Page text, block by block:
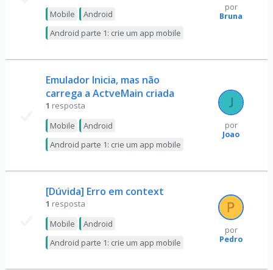
Mobile
Android
Android parte 1: crie um app mobile
por
Bruna
Emulador Inicia, mas não
carrega a ActveMain criada
1 resposta
Mobile
Android
Android parte 1: crie um app mobile
por
Joao
[Dúvida] Erro em context
1 resposta
Mobile
Android
Android parte 1: crie um app mobile
por
Pedro